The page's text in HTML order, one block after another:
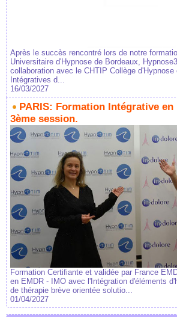
Après le succès rencontré lors de notre
Universitaire d'Hypnose de Bordeaux,
collaboration avec le CHTIP Collège d'Hypnose
Intégratives d...
16/03/2027
PARIS: Formation Intégrative en
3ème session.
Formation Certifiante et validée par France
en EMDR - IMO avec l'Intégration d'éléments
de thérapie brève orientée solutio...
01/04/2027